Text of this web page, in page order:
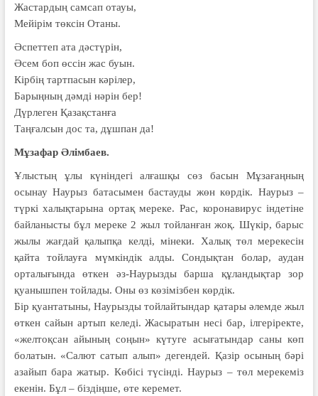
Жастардың самсап отауы,
Мейірім төксін Отаны.
Әспеттеп ата дәстүрін,
Әсем боп өссін жас буын.
Кірбің тартпасын кәрілер,
Барыңның дәмді нәрін бер!
Дүрлеген Қазақстанға
Таңғалсын дос та, дұшпан да!
Мұзафар Әлімбаев.
Ұлыстың ұлы күніндегі алғашқы сөз басын Мұзағаңның
осынау Наурыз батасымен бастауды жөн көрдік. Наурыз –
түркі халықтарына ортақ мереке. Рас, коронавирус індетіне
байланысты бұл мереке 2 жыл тойланған жоқ. Шүкір, барыс
жылы жағдай қалыпқа келді, мінеки. Халық төл мерекесін
қайта тойлауға мүмкіндік алды. Сондықтан болар, аудан
орталығында өткен әз-Наурызды барша құландықтар зор
қуанышпен тойлады. Оны өз көзімізбен көрдік.
Бір қуантатыны, Наурызды тойлайтындар қатары әлемде жыл
өткен сайын артып келеді. Жасыратын несі бар, ілгеріректе,
«желтоқсан айының соңын» күтуге асығатындар саны көп
болатын. «Салют сатып алып» дегендей. Қазір осының бәрі
азайып бара жатыр. Көбісі түсінді. Наурыз – төл мерекеміз
екенін. Бұл – біздіңше, өте керемет.